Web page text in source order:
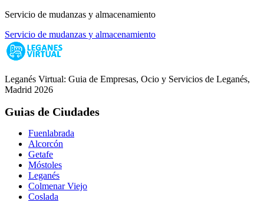
Servicio de mudanzas y almacenamiento
Servicio de mudanzas y almacenamiento
Leganés Virtual: Guia de Empresas, Ocio y Servicios de Leganés,
Madrid 2026
Guias de Ciudades
Fuenlabrada
Alcorcón
Getafe
Móstoles
Leganés
Colmenar Viejo
Coslada